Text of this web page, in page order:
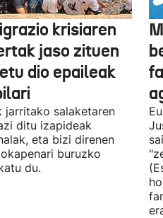
krisiaren
jaso zituen
dio epaileak
jarritako salaketaren
ditu izapideak
eta bizi direnen
buruzko
du.